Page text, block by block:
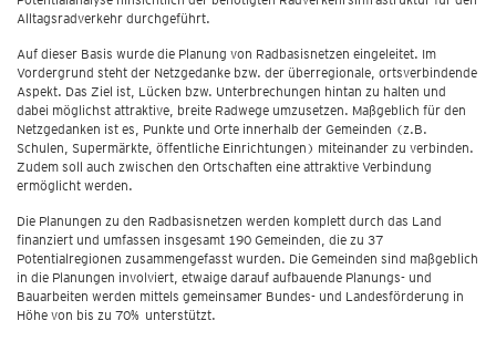
Alltagsradverkehr durchgeführt.
Auf dieser Basis wurde die Planung von Radbasisnetzen eingeleitet. Im
Vordergrund steht der Netzgedanke bzw. der überregionale, ortsverbindende
Aspekt. Das Ziel ist, Lücken bzw. Unterbrechungen hintan zu halten und
dabei möglichst attraktive, breite Radwege umzusetzen. Maßgeblich für den
Netzgedanken ist es, Punkte und Orte innerhalb der Gemeinden (z.B.
Schulen, Supermärkte, öffentliche Einrichtungen) miteinander zu verbinden.
Zudem soll auch zwischen den Ortschaften eine attraktive Verbindung
ermöglicht werden.
Die Planungen zu den Radbasisnetzen werden komplett durch das Land
finanziert und umfassen insgesamt 190 Gemeinden, die zu 37
Potentialregionen zusammengefasst wurden. Die Gemeinden sind maßgeblich
in die Planungen involviert, etwaige darauf aufbauende Planungs- und
Bauarbeiten werden mittels gemeinsamer Bundes- und Landesförderung in
Höhe von bis zu 70% unterstützt.